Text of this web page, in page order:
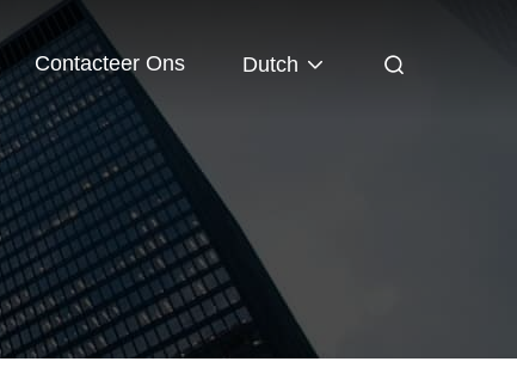
Contacteer Ons Dutch